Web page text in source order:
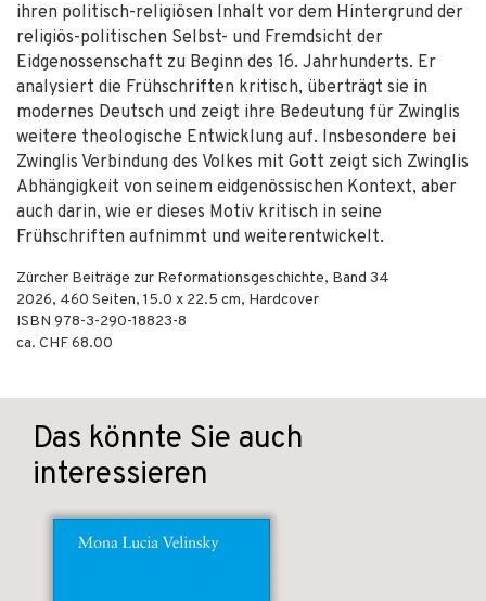
ihren politisch-religiösen Inhalt vor dem Hintergrund der
religiös-politischen Selbst- und Fremdsicht der
Eidgenossenschaft zu Beginn des 16. Jahrhunderts. Er
analysiert die Frühschriften kritisch, überträgt sie in
modernes Deutsch und zeigt ihre Bedeutung für Zwinglis
weitere theologische Entwicklung auf. Insbesondere bei
Zwinglis Verbindung des Volkes mit Gott zeigt sich Zwinglis
Abhängigkeit von seinem eidgenössischen Kontext, aber
auch darin, wie er dieses Motiv kritisch in seine
Frühschriften aufnimmt und weiterentwickelt.
Zürcher Beiträge zur Reformationsgeschichte, Band 34
2026, 460 Seiten, 15.0 x 22.5 cm, Hardcover
ISBN 978-3-290-18823-8
ca. CHF 68.00
Das könnte Sie auch
interessieren